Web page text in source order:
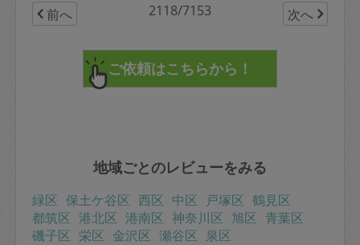
前へ 2118/7153 次へ
地域ごとのレビューをみる
緑区 保土ケ谷区 西区 中区 戸塚区 鶴見区
都筑区 港北区 港南区 神奈川区 旭区 青葉区
磯子区 栄区 金沢区 瀬谷区 泉区